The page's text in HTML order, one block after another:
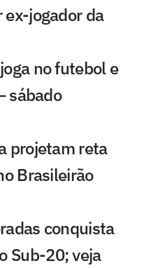
jogador da
no futebol e
sábado
projetam reta
Brasileirão
conquista
Sub-20; veja